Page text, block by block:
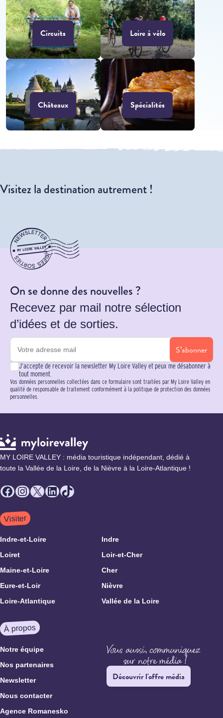
Circuits Loire à vélo
Châteaux Spécialités
Visitez la destination autrement !
On se donne des nouvelles ?
Recevez par mail notre sélection
d’idées et de sorties.
S’abonner
J’accepte de recevoir la newsletter My Loire Valley et peux me désabonner à
tout moment.
Vos données personnelles collectées dans ce formulaire sont traitées par My Loire Valley en
qualité de responsable de traitement conformément à la politique de protection des données
personnelles.
MY LOIRE VALLEY : média touristique indépendant, dédié à
toute la Vallée de la Loire, de la Nièvre à la Loire-Atlantique !
Facebook
Instagram
X LinkedIn
TikTok
Visiter
Indre-et-Loire
Indre
Loiret
Loir-et-Cher
Maine-et-Loire
Cher
Eure-et-Loir
Nièvre
Loire-Atlantique
Vallée de la Loire
À propos
Notre équipe
Nos partenaires
Newsletter
Nous contacter
Agence Romanesko
Découvrir l'offre média